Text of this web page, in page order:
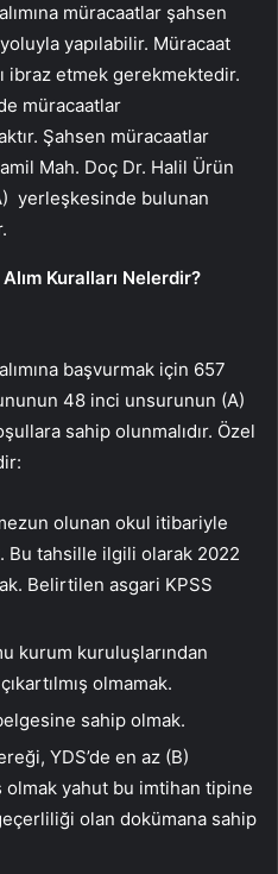
müracaatlar şahsen
yapılabilir. Müracaat
ibraz etmek gerekmektedir.
müracaatlar
Şahsen müracaatlar
Mah. Doç Dr. Halil Ürün
yerleşkesinde bulunan
Kuralları Nelerdir?
başvurmak için 657
48 inci unsurunun (A)
sahip olunmalıdır. Özel
olunan okul itibariyle
Bu tahsille ilgili olarak 2022
Belirtilen asgari KPSS
kurum kuruluşlarından
olmamak.
sahip olmak.
YDS’de en az (B)
olmak yahut bu imtihan tipine
olan dokümana sahip